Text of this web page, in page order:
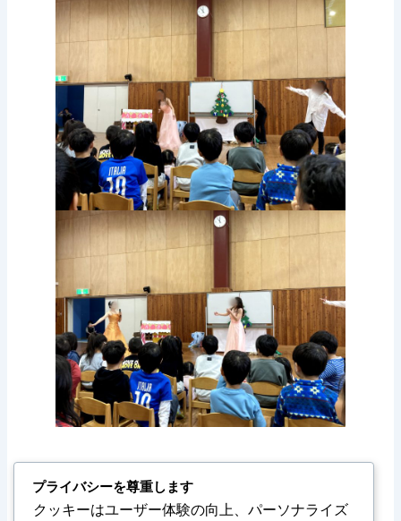
プライバシーを尊重します
クッキーはユーザー体験の向上、パーソナライズ